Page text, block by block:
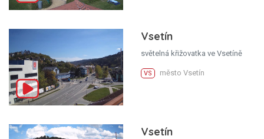
Vsetín
světelná křižovatka ve Vsetíně
VS město Vsetín
Vsetín